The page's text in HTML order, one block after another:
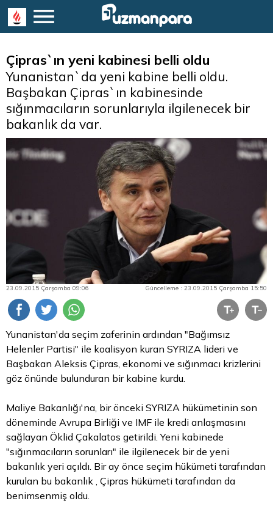
Çipras`ın yeni kabinesi belli oldu
Yunanistan`da yeni kabine belli oldu.
Başbakan Çipras`ın kabinesinde
sığınmacıların sorunlarıyla ilgilenecek bir
bakanlık da var.
23.09.2015 Çarşamba 09:06 Güncelleme : 23.09.2015 Çarşamba 15:50
Yunanistan'da seçim zaferinin ardından "Bağımsız
Helenler Partisi" ile koalisyon kuran SYRIZA lideri ve
Başbakan Aleksis Çipras, ekonomi ve sığınmacı krizlerini
göz önünde bulunduran bir kabine kurdu.
Maliye Bakanlığı'na, bir önceki SYRIZA hükümetinin son
döneminde Avrupa Birliği ve IMF ile kredi anlaşmasını
sağlayan Öklid Çakalatos getirildi. Yeni kabinede
"sığınmacıların sorunları" ile ilgilenecek bir de yeni
bakanlık yeri açıldı. Bir ay önce seçim hükümeti tarafından
kurulan bu bakanlık , Çipras hükümeti tarafından da
benimsenmiş oldu.